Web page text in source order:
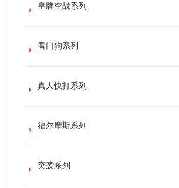
皇牌空战系列
看门狗系列
真人快打系列
福尔摩斯系列
突袭系列